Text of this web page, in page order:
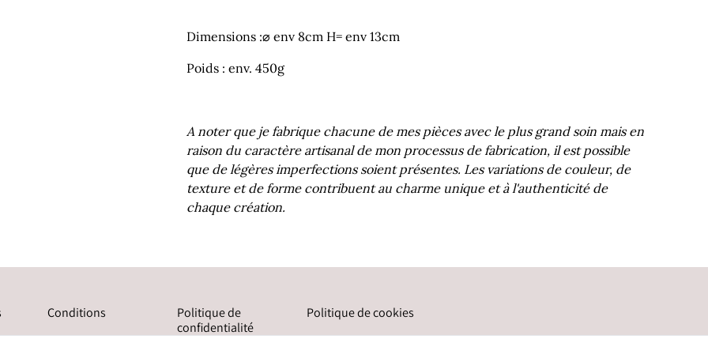
Dimensions :⌀ env 8cm H= env 13cm
Poids : env. 450g
A noter que je fabrique chacune de mes pièces avec le plus grand soin mais en
raison du caractère artisanal de mon processus de fabrication, il est possible
que de légères imperfections soient présentes. Les variations de couleur, de
texture et de forme contribuent au charme unique et à l'authenticité de
chaque création.
Conditions
Politique de
confidentialité
Politique de cookies